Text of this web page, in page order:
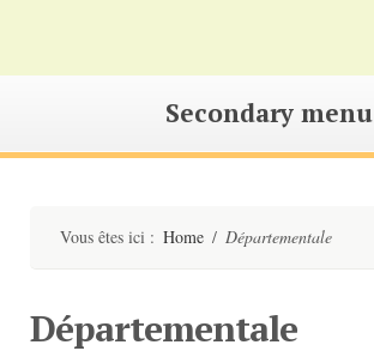
Secondary menu
Vous êtes ici : Home / Départementale
Départementale